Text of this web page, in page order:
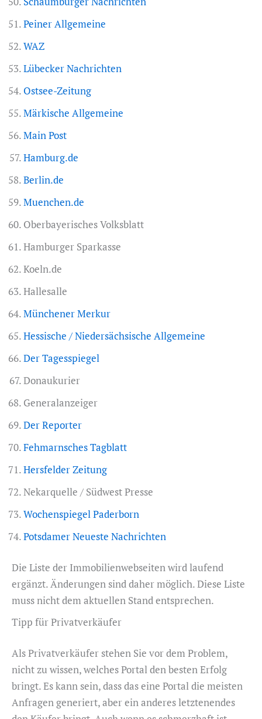
Peiner Allgemeine
WAZ
Lübecker Nachrichten
Ostsee-Zeitung
Märkische Allgemeine
Main Post
Hamburg.de
Berlin.de
Muenchen.de
Oberbayerisches Volksblatt
Hamburger Sparkasse
Koeln.de
Hallesalle
Münchener Merkur
Hessische / Niedersächsische Allgemeine
Der Tagesspiegel
Donaukurier
Generalanzeiger
Der Reporter
Fehmarnsches Tagblatt
Hersfelder Zeitung
Nekarquelle / Südwest Presse
Wochenspiegel Paderborn
Potsdamer Neueste Nachrichten
Die Liste der Immobilienwebseiten wird laufend
ergänzt. Änderungen sind daher möglich. Diese Liste
muss nicht dem aktuellen Stand entsprechen.
Tipp für Privatverkäufer
Als Privatverkäufer stehen Sie vor dem Problem,
nicht zu wissen, welches Portal den besten Erfolg
bringt. Es kann sein, dass das eine Portal die meisten
Anfragen generiert, aber ein anderes letztenendes